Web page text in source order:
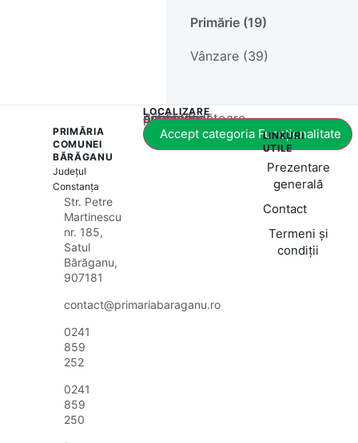
Primărie (19)
Vânzare (39)
PRIMĂRIA
COMUNEI
BĂRĂGANU
Județul
Constanța
Str. Petre
Martinescu
nr. 185,
Satul
Bărăganu,
907181
contact@primariabaraganu.ro
0241
859
252
0241
859
250
LOCALIZARE
Acest conținut este blocat până când acceptați categoria corespunzătoare de cookie-uri.
Accept categoria Funcționalitate
LINKURI
UTILE
Prezentare
generală
Contact
Termeni și
condiții